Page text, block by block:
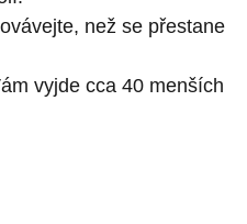
než se přestane
vyjde cca 40 menších